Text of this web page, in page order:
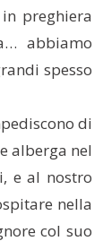
preghiera
abbiamo
spesso
di
alberga nel
e al nostro
nella
col suo